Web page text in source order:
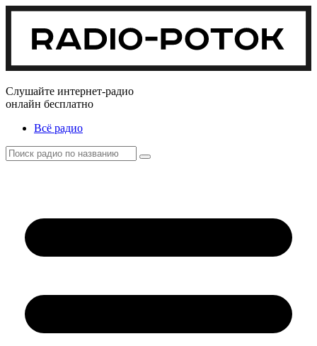
Слушайте интернет-радио
онлайн бесплатно
Всё радио